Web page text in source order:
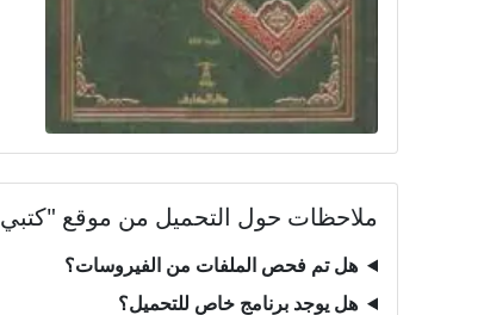
ملاحظات حول التحميل من موقع "كتبي PDF"
هل تم فحص الملفات من الفيروسات؟
هل يوجد برنامج خاص للتحميل؟